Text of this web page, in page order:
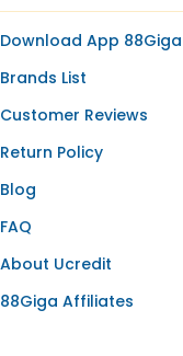
Download App 88Giga
Brands List
Customer Reviews
Return Policy
Blog
FAQ
About Ucredit
88Giga Affiliates